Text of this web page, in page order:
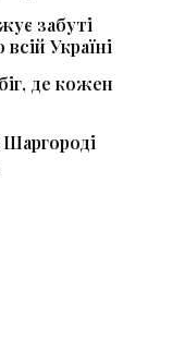
забуті
Україні
де кожен